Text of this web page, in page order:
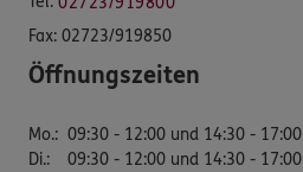
Fax: 02723/919850
Öffnungszeiten
Mo.: 09:30 - 12:00 und 14:30 - 17:00
Di.:
09:30 - 12:00 und 14:30 - 17:00